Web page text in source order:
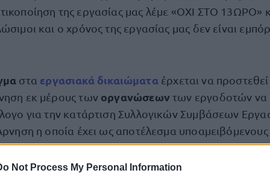
Not Process My Personal Information
της εργασίας μας λέμε «ΟΧΙ ΣΤΟ 13ΩΡΟ»
και ο χρόνος της εργασίας μας δεν είναι
στα εργασιακά δικαιώματαέρχεται να
εκ μέρους των οργανώσεωντων εργοδοτών να
για την κατάρτιση Συλλογικών Συμβάσεων
η οποία έχει ως αποτέλεσμα
συμβάσεων, όπου επικρατεί το δίκαιο του ισχυρού.
μέτρο που να αντιμετωπίζει την απορρύθμιση των